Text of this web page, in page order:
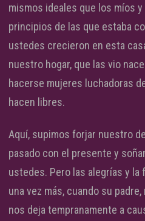
mismos ideales que los míos
principios de las que estaba
ustedes crecieron en esta
nuestro hogar, que las vio
hacerse mujeres luchadoras
hacen libres.
Aquí, supimos forjar nuestro
pasado con el presente y
ustedes. Pero las alegrías y la
una vez más, cuando su
nos deja tempranamente a